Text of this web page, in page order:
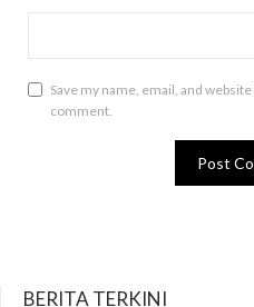
Save my name, email, and
comment.
BERITA TERKINI